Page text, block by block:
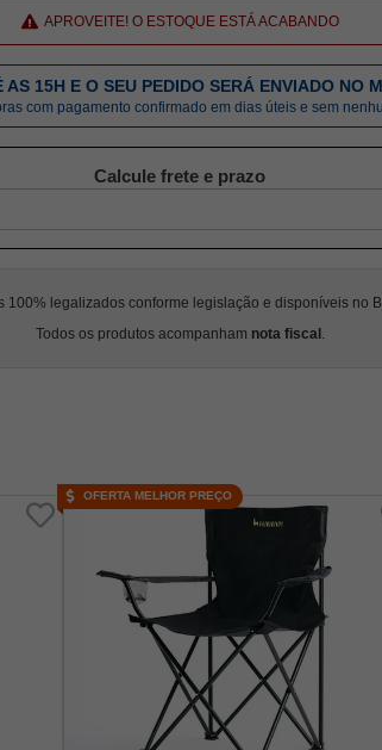
APROVEITE! O ESTOQUE ESTÁ ACABANDO
AS 15H E O SEU PEDIDO SERÁ ENVIADO NO
com pagamento confirmado em dias úteis e sem
Calcule frete e prazo
100% legalizados conforme legislação e disponíveis no
Todos os produtos acompanham nota fiscal .
OFERTA MELHOR PREÇO